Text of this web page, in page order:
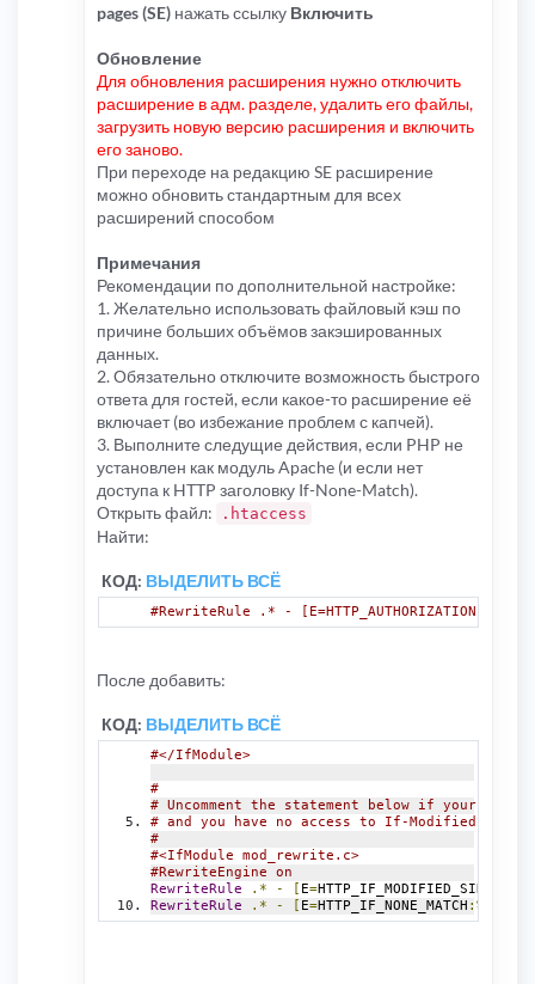
pages (SE) нажать ссылку Включить
Обновление
Для обновления расширения нужно отключить
расширение в адм. разделе, удалить его файлы,
загрузить новую версию расширения и включить
его заново.
При переходе на редакцию SE расширение
можно обновить стандартным для всех
расширений способом
Примечания
Рекомендации по дополнительной настройке:
1. Желательно использовать файловый кэш по
причине больших объёмов закэшированных
данных.
2. Обязательно отключите возможность быстрого
ответа для гостей, если какое-то расширение её
включает (во избежание проблем с капчей).
3. Выполните следущие действия, если PHP не
установлен как модуль Apache (и если нет
доступа к HTTP заголовку If-None-Match).
Открыть файл:
.htaccess
Найти:
КОД: ВЫДЕЛИТЬ ВСЁ
#RewriteRule .* -
После добавить:
КОД: ВЫДЕЛИТЬ ВСЁ
#</IfModule>
#
# Uncomment the statement below if your PHP
# and you have no access to If-Modified-
#
#<IfModule mod_rewrite.c>
#RewriteEngine on
RewriteRule
.* - E=HTTP_IF_MODIFIED_SINCE
RewriteRule
.* - E=HTTP_IF_NONE_MATCH :%{